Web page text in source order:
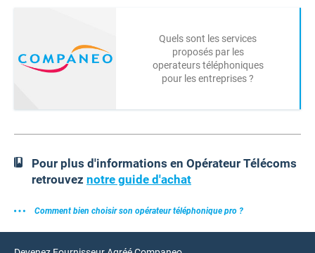
Quels sont les services
proposés par les
operateurs téléphoniques
pour les entreprises ?
Pour plus d'informations en Opérateur Télécoms
retrouvez notre guide d'achat
Comment bien choisir son opérateur téléphonique pro ?